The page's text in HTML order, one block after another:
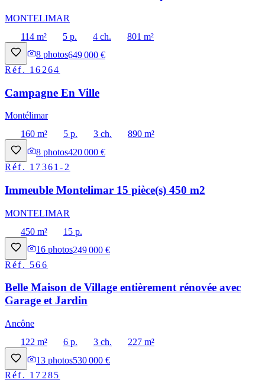
MONTELIMAR
114 m²
5 p. 4 ch.
801 m²
8 photos649 000 €
Réf. 16264
Campagne En Ville
Montélimar
160 m²
5 p. 3 ch.
890 m²
8 photos420 000 €
Réf. 17361-2
Immeuble Montelimar 15 pièce(s) 450 m2
MONTELIMAR
450 m²
15 p.
16 photos249 000 €
Réf. 566
Belle Maison de Village entièrement rénovée avec
Garage et Jardin
Ancône
122 m²
6 p. 3 ch.
227 m²
13 photos530 000 €
Réf. 17285